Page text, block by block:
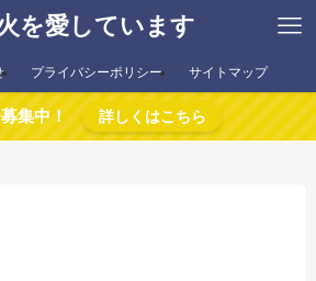
を愛しています
プライバシーポリシー サイトマップ
集中！ 詳しくはこちら